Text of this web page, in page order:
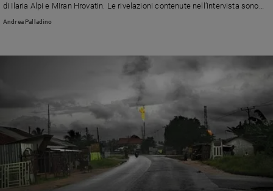
di Ilaria Alpi e MIran Hrovatin. Le rivelazioni contenute nell’intervista sono
sconvolgenti: la sua testimonianza fu “comprata” per fare il nome di una
Andrea Palladino